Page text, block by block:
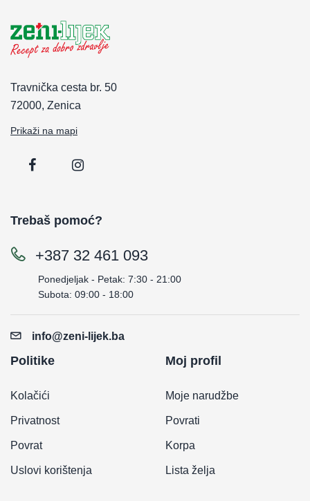
Travnička cesta br. 50
72000, Zenica
Prikaži na mapi
Trebaš pomoć?
+387 32 461 093
Ponedjeljak - Petak: 7:30 - 21:00
Subota: 09:00 - 18:00
info@zeni-lijek.ba
Politike
Kolačići
Privatnost
Povrat
Uslovi korištenja
Moj profil
Moje narudžbe
Povrati
Korpa
Lista želja